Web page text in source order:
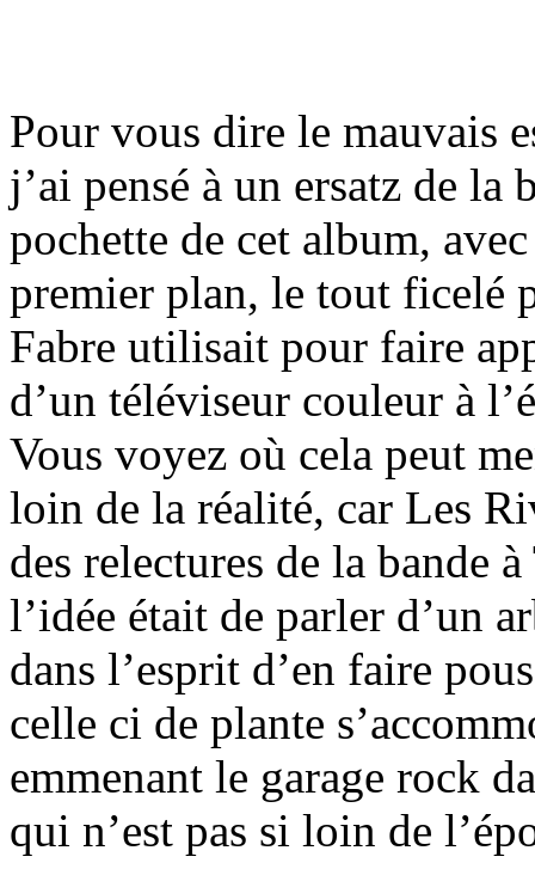
Pour vous dire le mauvais
j’ai pensé à un ersatz de
pochette de cet album,
premier plan, le tout ficelé
Fabre utilisait pour faire
d’un téléviseur couleur à
Vous voyez où cela peut
loin de la réalité, car Les
des relectures de la bande
l’idée était de parler d’un
dans l’esprit d’en faire
celle ci de plante
emmenant le garage rock
qui n’est pas si loin de